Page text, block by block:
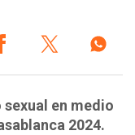
en medio
2024.